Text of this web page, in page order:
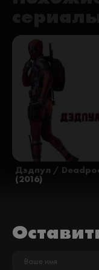
Дэдпул /
(2016)